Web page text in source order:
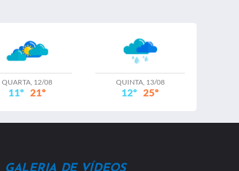
tac 224 1 assinadoSEMOB / 31
2023
31 Julho 2023 Tamanho: 1,20 MB
(2) / 31 Julho 2023
QUARTA, 12/08
11º 21º
QUINTA, 13/08
12º 25º
GALERIA DE VÍDEOS